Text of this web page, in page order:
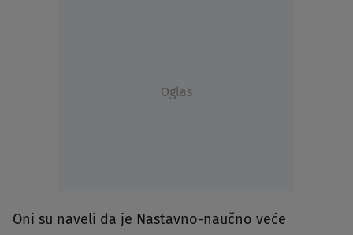
Oglas
Oni su naveli da je Nastavno-naučno veće